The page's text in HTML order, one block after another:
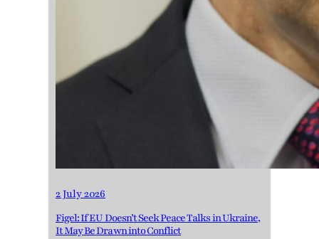
2 July 2026
Figel: If EU Doesn’t Seek Peace Talks in Ukraine,
It May Be Drawn into Conflict